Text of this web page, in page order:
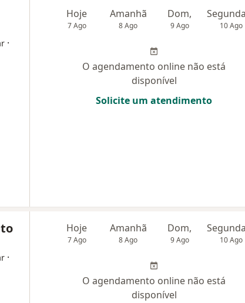
·
Hoje
7 Ago
Amanhã
8 Ago
Dom,
9 Ago 10 Ago
O agendamento online não está
disponível
Solicite um atendimento
·
Hoje
7 Ago
Amanhã
8 Ago
Dom,
9 Ago 10 Ago
O agendamento online não está
disponível